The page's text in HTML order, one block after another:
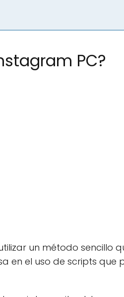
PC?
un método sencillo
en el uso de scripts que